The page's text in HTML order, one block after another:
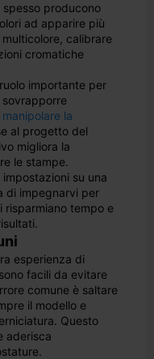
producono
ad apparire più
calibrare
cromatiche
importante per
manipolare la
al progetto del
migliora la
le stampe.
su una
di impegnarvi per
risparmiano tempo e
esperienza di
facili da evitare
comune è saltare
il modello e
Questo
aderisca